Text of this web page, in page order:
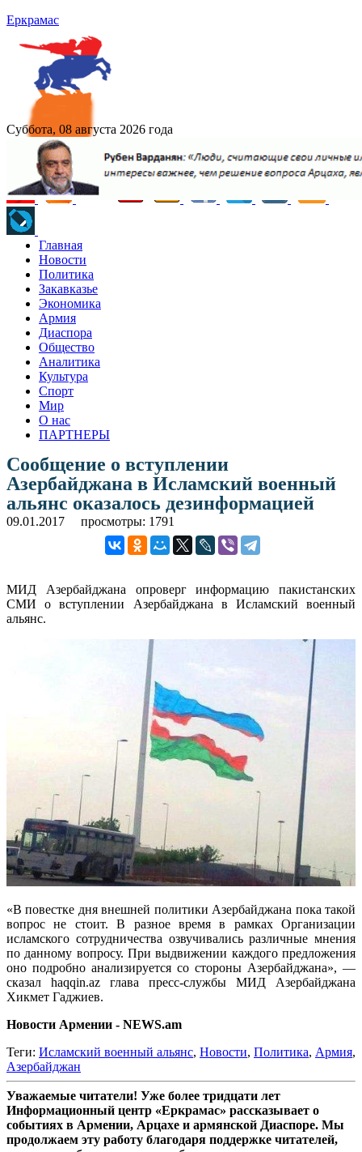
Еркрамас
Суббота, 08 августа 2026 года
Главная
Новости
Политика
Закавказье
Экономика
Армия
Диаспора
Общество
Аналитика
Культура
Спорт
Мир
О нас
ПАРТНЕРЫ
Сообщение о вступлении
Азербайджана в Исламский военный
альянс оказалось дезинформацией
09.01.2017 просмотры: 1791
МИД Азербайджана опроверг информацию пакистанских
СМИ о вступлении Азербайджана в Исламский военный
альянс.
«В повестке дня внешней политики Азербайджана пока такой
вопрос не стоит. В разное время в рамках Организации
исламского сотрудничества озвучивались различные мнения
по данному вопросу. При выдвижении каждого предложения
оно подробно анализируется со стороны Азербайджана», —
сказал haqqin.az глава пресс-службы МИД Азербайджана
Хикмет Гаджиев.
Новости Армении - NEWS.am
Теги: Исламский военный альянс, Новости, Политика, Армия,
Азербайджан
Уважаемые читатели! Уже более тридцати лет
Информационный центр «Еркрамас» рассказывает о
событиях в Армении, Арцахе и армянской Диаспоре. Мы
продолжаем эту работу благодаря поддержке читателей,